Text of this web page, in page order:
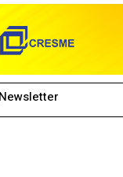
Newsletter